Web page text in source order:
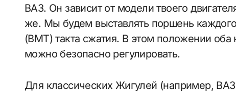
ВАЗ. Он зависит от модели твоего
же. Мы будем выставлять поршень
(ВМТ) такта сжатия. В этом положении оба
можно безопасно регулировать.
Для классических Жигулей (например,